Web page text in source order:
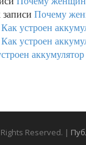
записи Почему
Как устроен
Как устроен
Rights Reserved. |